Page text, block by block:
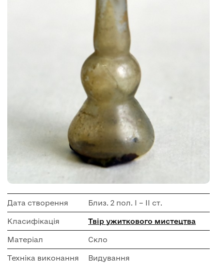
Дата створення Близ. 2 пол. І – ІІ ст.
Класифікація Твір ужиткового мистецтва
Матеріал Скло
Техніка виконання Видування